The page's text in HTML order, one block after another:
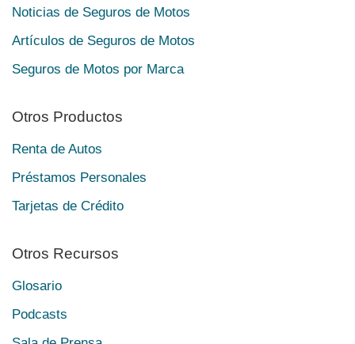
Noticias de Seguros de Motos
Artículos de Seguros de Motos
Seguros de Motos por Marca
Otros Productos
Renta de Autos
Préstamos Personales
Tarjetas de Crédito
Otros Recursos
Glosario
Podcasts